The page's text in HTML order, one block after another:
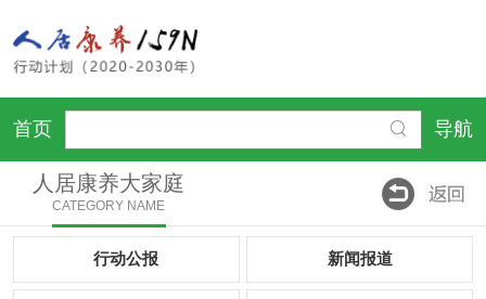
首页 导航
人居康养大家庭
CATEGORY NAME
行动公报 新闻报道